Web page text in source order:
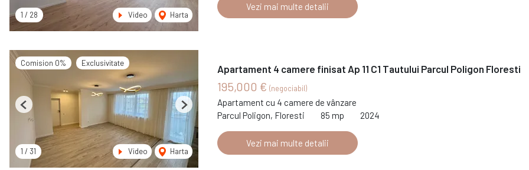
1 / 28 Video Harta
Vezi mai multe detalii
Comision 0% Exclusivitate
1 / 31 Video Harta
Previous Next
Apartament 4 camere finisat Ap 11 C1 Tautului Parcul Poligon Floresti
195,000 € (negociabil)
Apartament cu 4 camere de vânzare
Parcul Poligon, Floresti
85 mp 2024
Vezi mai multe detalii